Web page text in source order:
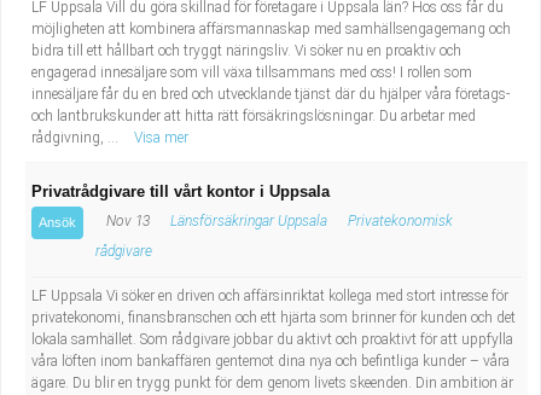
LF Uppsala Vill du göra skillnad för företagare i Uppsala län? Hos oss får du
möjligheten att kombinera affärsmannaskap med samhällsengagemang och
bidra till ett hållbart och tryggt näringsliv. Vi söker nu en proaktiv och
engagerad innesäljare som vill växa tillsammans med oss! I rollen som
innesäljare får du en bred och utvecklande tjänst där du hjälper våra företags-
och lantbrukskunder att hitta rätt försäkringslösningar. Du arbetar med
rådgivning, ...
Visa mer
Privatrådgivare till vårt kontor i Uppsala
Ansök Nov 13 Länsförsäkringar Uppsala
Privatekonomisk
rådgivare
LF Uppsala Vi söker en driven och affärsinriktat kollega med stort intresse för
privatekonomi, finansbranschen och ett hjärta som brinner för kunden och det
lokala samhället. Som rådgivare jobbar du aktivt och proaktivt för att uppfylla
våra löften inom bankaffären gentemot dina nya och befintliga kunder – våra
ägare. Du blir en trygg punkt för dem genom livets skeenden. Din ambition är